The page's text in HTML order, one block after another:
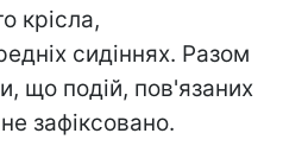
крісла,
сидіннях. Разом
що подій, пов'язаних
зафіксовано.